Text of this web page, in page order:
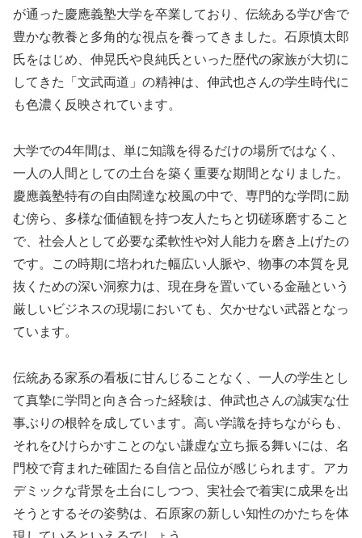
が通った慶應義塾大学を卒業しており、伝統ある学び舎で
豊かな教養と多角的な視点を養ってきました。石原慎太郎
氏をはじめ、伸晃氏や良純氏といった歴代の家族が大切に
してきた「文武両道」の精神は、伸武也さんの学生時代に
も色濃く反映されています。
大学での4年間は、単に知識を得るだけの場所ではなく、
一人の人間としての土台を築く重要な期間となりました。
慶應義塾特有の自由闊達な校風の中で、専門的な学問に励
む傍ら、多様な価値観を持つ友人たちと切磋琢磨すること
で、社会人として必要な柔軟性や対人能力を磨き上げたの
です。この時期に培われた幅広い人脈や、物事の本質を見
抜くための深い洞察力は、現在身を置いている金融という
厳しいビジネスの現場においても、欠かせない武器となっ
ています。
伝統ある家系の看板に甘んじることなく、一人の学生とし
て真摯に学問と向き合った経験は、伸武也さんの誠実な仕
事ぶりの根幹を成しています。高い学識を持ちながらも、
それをひけらかすことのない謙虚な立ち振る舞いには、名
門校で育まれた確固たる自信と品位が感じられます。アカ
デミックな背景を土台にしつつ、実社会で着実に成果を出
そうとするその姿勢は、石原家の新しい知性のかたちを体